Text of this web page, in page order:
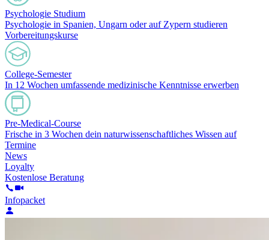
Psychologie Studium
Psychologie in Spanien, Ungarn oder auf Zypern studieren
Vorbereitungskurse
College-Semester
In 12 Wochen umfassende medizinische Kenntnisse erwerben
Pre-Medical-Course
Frische in 3 Wochen dein naturwissenschaftliches Wissen auf
Termine
News
Loyalty
Kostenlose Beratung
Infopacket